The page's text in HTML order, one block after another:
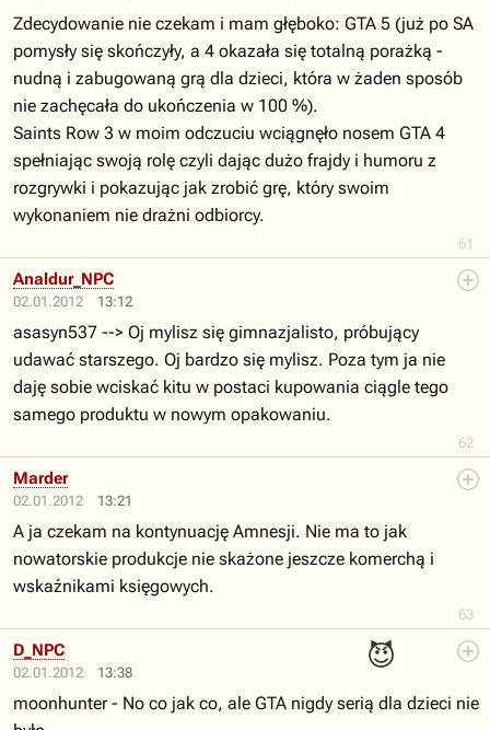
61
Zdecydowanie nie czekam i mam głęboko: GTA 5 (już po SA
pomysły się skończyły, a 4 okazała się totalną porażką -
nudną i zabugowaną grą dla dzieci, która w żaden sposób
nie zachęcała do ukończenia w 100 %).
Saints Row 3 w moim odczuciu wciągnęło nosem GTA 4
spełniając swoją rolę czyli dając dużo frajdy i humoru z
rozgrywki i pokazując jak zrobić grę, który swoim
wykonaniem nie drażni odbiorcy.
02.01.2012 13:12
62
Analdur_NPC
asasyn537 --> Oj mylisz się gimnazjalisto, próbujący
udawać starszego. Oj bardzo się mylisz. Poza tym ja nie
daję sobie wciskać kitu w postaci kupowania ciągle tego
samego produktu w nowym opakowaniu.
02.01.2012 13:21
63
Marder
A ja czekam na kontynuację Amnesji. Nie ma to jak
nowatorskie produkcje nie skażone jeszcze komerchą i
wskaźnikami księgowych.
02.01.2012 13:38
😈
D_NPC
moonhunter - No co jak co, ale GTA nigdy serią dla dzieci nie